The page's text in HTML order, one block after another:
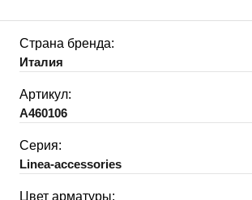
Страна бренда:
Италия
Артикул:
A460106
Серия:
Linea-accessories
Цвет арматуры: